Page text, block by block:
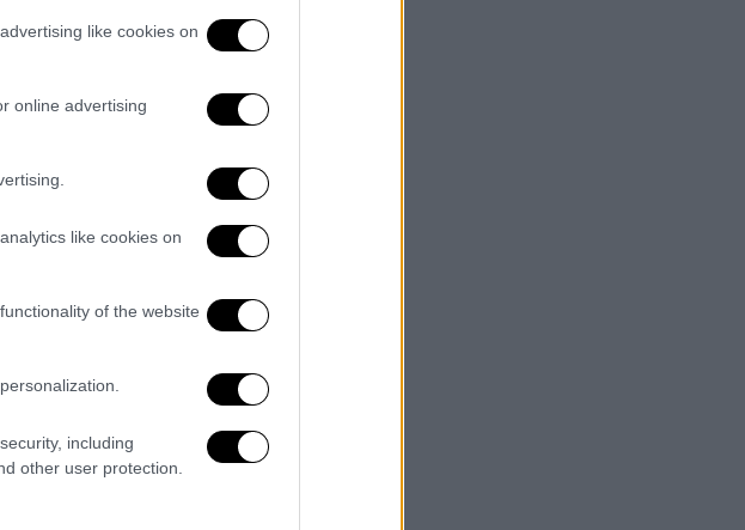
like cookies on
online advertising
like cookies on
of the website
including
other user protection.
με το
της.
τουΚιέβου.
για τη
στον Ρώσο